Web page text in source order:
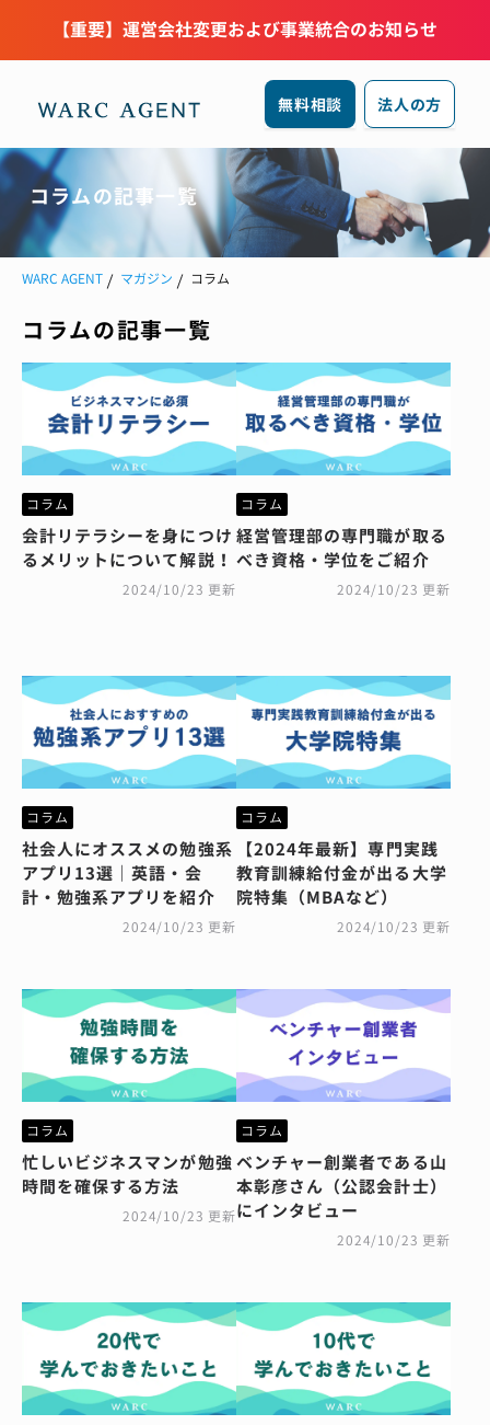
【重要】運営会社変更および事業統合のお知らせ
無料相談 法人の方
コラムの記事一覧
WARC AGENT マガジン コラム
コラムの記事一覧
コラム
会計リテラシーを身につけ
るメリットについて解説！
2024/10/23 更新
コラム
経営管理部の専門職が取る
べき資格・学位をご紹介
2024/10/23 更新
コラム
社会人にオススメの勉強系
アプリ13選｜英語・会
計・勉強系アプリを紹介
2024/10/23 更新
コラム
【2024年最新】専門実践
教育訓練給付金が出る大学
院特集（MBAなど）
2024/10/23 更新
コラム
忙しいビジネスマンが勉強
時間を確保する方法
2024/10/23 更新
コラム
ベンチャー創業者である山
本彰彦さん（公認会計士）
にインタビュー
2024/10/23 更新